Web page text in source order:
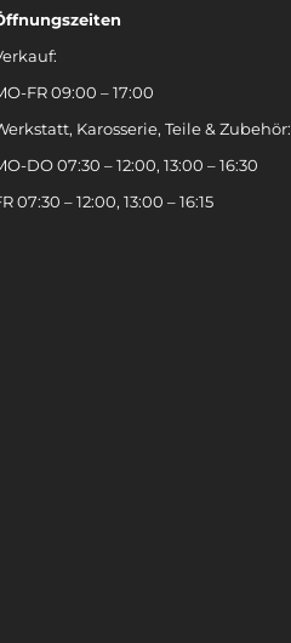
FR 09:00 – 17:00
Karosserie, Teile & Zubehör:
DO 07:30 – 12:00, 13:00 – 16:30
07:30 – 12:00, 13:00 – 16:15